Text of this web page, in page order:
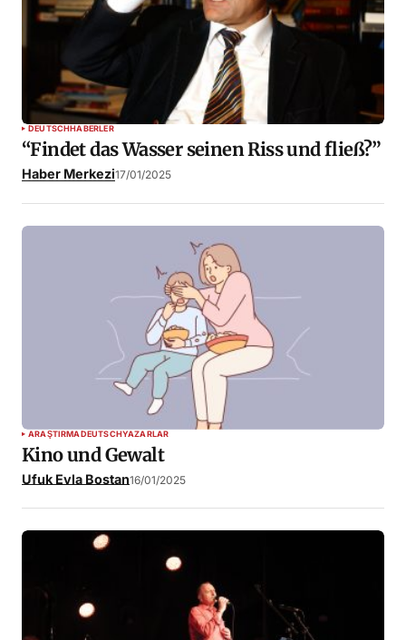
DEUTSCHHABERLER
“Findet das Wasser seinen Riss und fließ?”
Haber Merkezi17/01/2025
ARAŞTIRMADEUTSCHYAZARLAR
Kino und Gewalt
Ufuk Evla Bostan16/01/2025